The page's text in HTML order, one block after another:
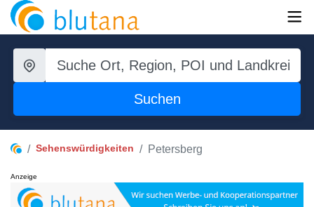
Suchen
Sehenswürdigkeiten Petersberg
Anzeige